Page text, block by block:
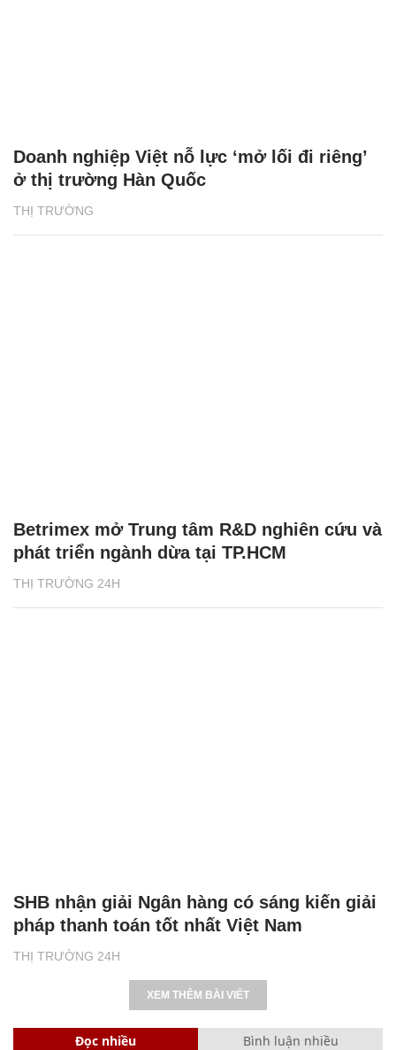
THỊ TRƯỜNG
Doanh nghiệp Việt nỗ lực ‘mở lối đi riêng’
ở thị trường Hàn Quốc
THỊ TRƯỜNG 24H
Betrimex mở Trung tâm R&D nghiên cứu và
phát triển ngành dừa tại TP.HCM
THỊ TRƯỜNG 24H
SHB nhận giải Ngân hàng có sáng kiến giải
pháp thanh toán tốt nhất Việt Nam
XEM THÊM BÀI VIẾT
Đọc nhiều Bình luận nhiều